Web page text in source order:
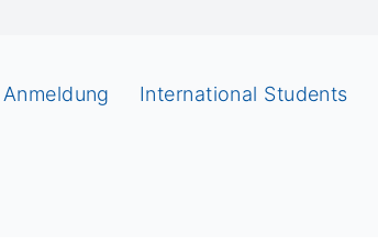
Anmeldung International Students